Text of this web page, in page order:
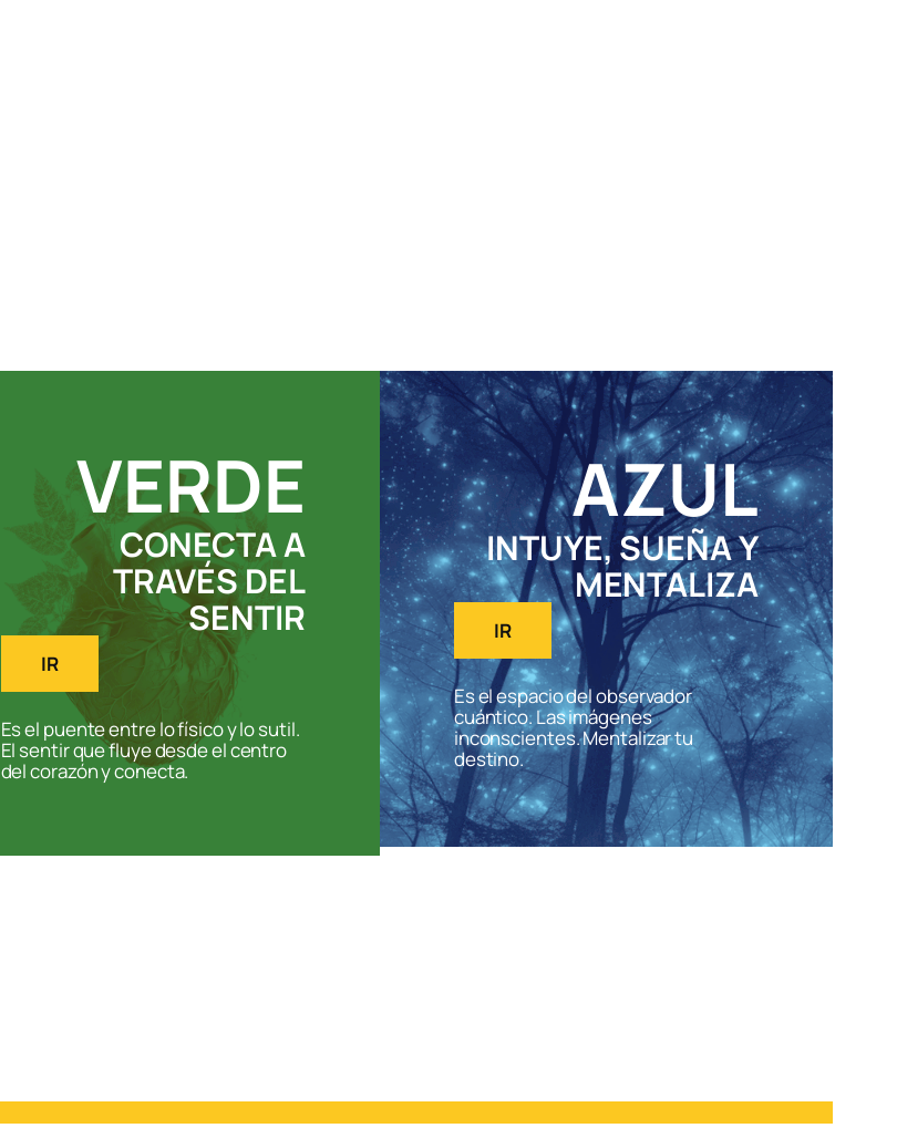
VERDE
CONECTA A
TRAVÉS DEL
SENTIR
IR
Es el puente entre lo físico y lo sutil.
El sentir que fluye desde el centro
del corazón y conecta.
AZUL
INTUYE, SUEÑA Y
MENTALIZA
IR
Es el espacio del observador
cuántico. Las imágenes
inconscientes. Mentalizar tu
destino.